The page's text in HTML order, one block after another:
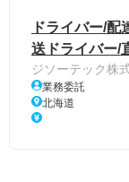
ドライバー/配
送ドライバー/
ジソーテック株
業務委託
北海道